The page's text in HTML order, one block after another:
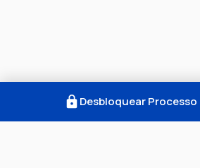
Desbloquear